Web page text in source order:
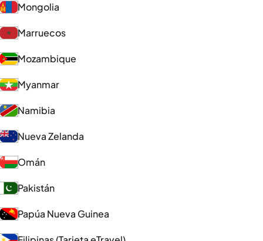
Mongolia
Marruecos
Mozambique
Myanmar
Namibia
Nueva Zelanda
Omán
Pakistán
Papúa Nueva Guinea